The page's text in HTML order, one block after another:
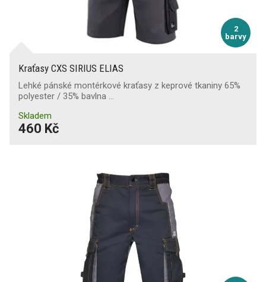
2
barvy
Kraťasy CXS SIRIUS ELIAS
Lehké pánské montérkové kraťasy z keprové tkaniny 65%
polyester / 35% bavlna …
Skladem
460 Kč